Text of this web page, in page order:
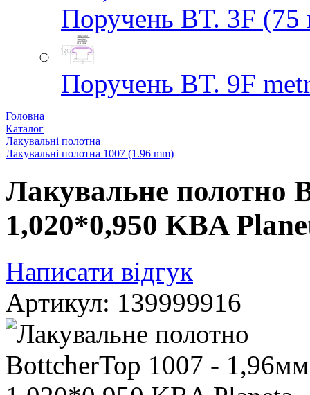
Поручень BT. 3F (75
Поручень BT. 9F
Головна
Каталог
Лакувальні полотна
Лакувальні полотна 1007 (1.96 mm)
Лакувальне полотно
1,020*0,950 KBA
Написати відгук
Артикул: 139999916